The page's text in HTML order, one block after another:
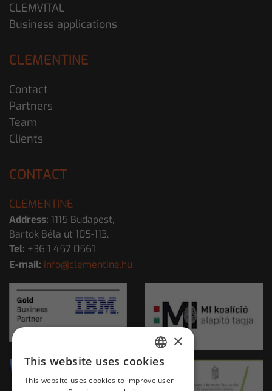
CLEMVITAL
Business applications
CLEMENTINE
Contact
Partners
Team
Clients
CONTACT
CLEMENTINE
Address: 1115 Budapest,
Bartók Béla út 105-113.
Tel: +36 1 457 0561
E-mail: info@clementine.hu
HUNGARIAN
ENGLISH
×
This website uses cookies
This website uses cookies to improve user